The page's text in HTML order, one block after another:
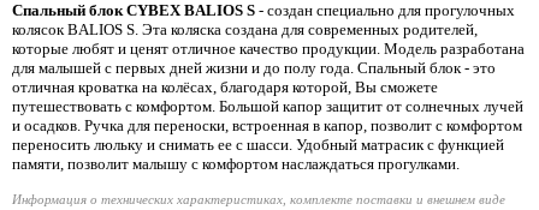
Спальный блок CYBEX BALIOS S - создан специально для прогулочных
колясок BALIOS S. Эта коляска создана для современных родителей,
которые любят и ценят отличное качество продукции. Модель разработана
для малышей с первых дней жизни и до полу года. Спальный блок - это
отличная кроватка на колёсах, благодаря которой, Вы сможете
путешествовать с комфортом. Большой капор защитит от солнечных лучей
и осадков. Ручка для переноски, встроенная в капор, позволит с комфортом
переносить люльку и снимать ее с шасси. Удобный матрасик с функцией
памяти, позволит малышу с комфортом наслаждаться прогулками.
Информация о технических характеристиках, комплекте поставки и внешнем виде